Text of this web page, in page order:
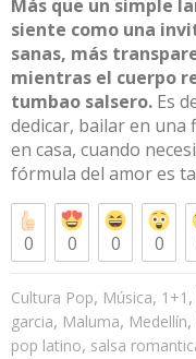
Más que un simple
siente como una
sanas, más
mientras el cuerpo
tumbao salsero. Es
dedicar, bailar en
en casa, cuando
fórmula del amor es
0 0 0 0
Cultura Pop, Música, 1+1 ,
garcia, Maluma, Medellín,
pop latino, salsa